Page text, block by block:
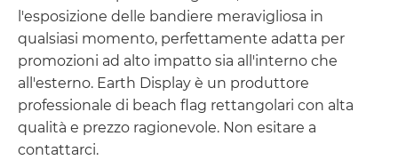
l'esposizione delle bandiere meravigliosa in
qualsiasi momento, perfettamente adatta per
promozioni ad alto impatto sia all'interno che
all'esterno. Earth Display è un produttore
professionale di beach flag rettangolari con alta
qualità e prezzo ragionevole. Non esitare a
contattarci.